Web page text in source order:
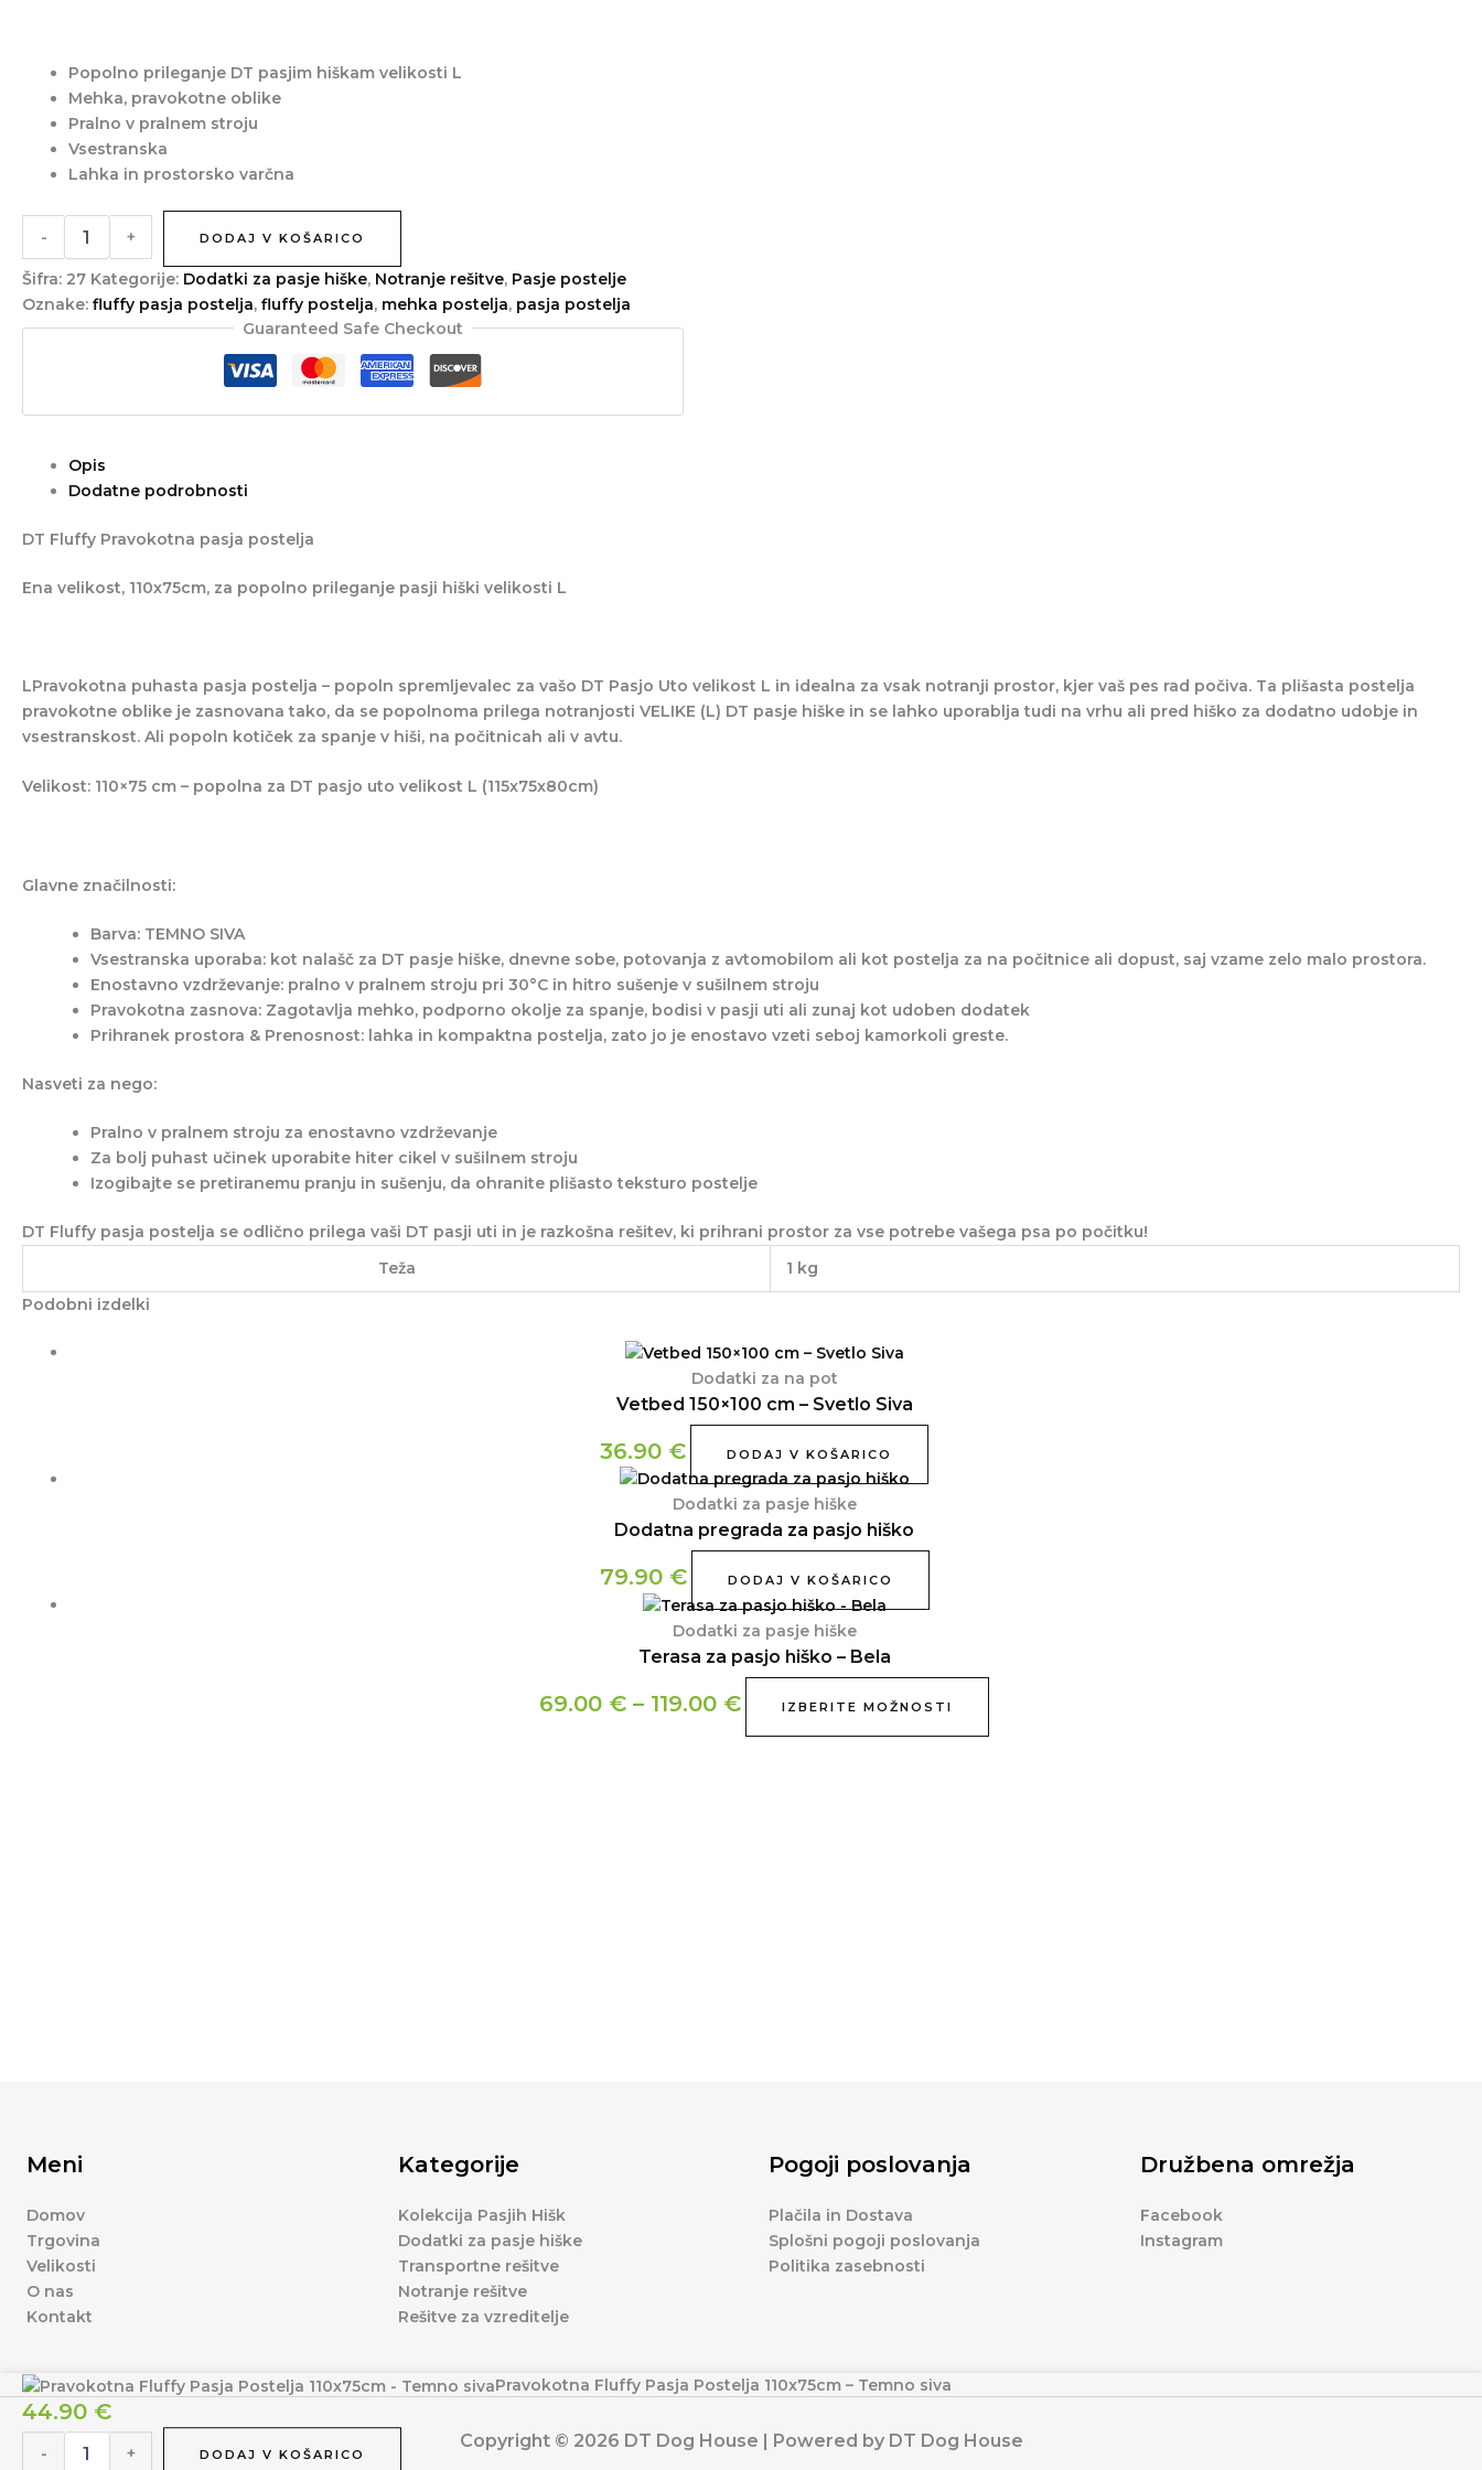
Popolno prileganje DT pasjim hiškam velikosti L
Mehka, pravokotne oblike
Pralno v pralnem stroju
Vsestranska
Lahka in prostorsko varčna
- + DODAJ V KOŠARICO
Šifra: 27 Kategorije: Dodatki za pasje hiške, Notranje rešitve, Pasje postelje
Oznake: fluffy pasja postelja, fluffy postelja, mehka postelja, pasja postelja
Guaranteed Safe Checkout
Opis
Dodatne podrobnosti
DT Fluffy Pravokotna pasja postelja
Ena velikost, 110x75cm, za popolno prileganje pasji hiški velikosti L
LPravokotna puhasta pasja postelja – popoln spremljevalec za vašo DT Pasjo Uto velikost L in idealna za vsak notranji prostor, kjer vaš pes rad počiva. Ta plišasta postelja
pravokotne oblike je zasnovana tako, da se popolnoma prilega notranjosti VELIKE (L) DT pasje hiške in se lahko uporablja tudi na vrhu ali pred hiško za dodatno udobje in
vsestranskost. Ali popoln kotiček za spanje v hiši, na počitnicah ali v avtu.
Velikost: 110×75 cm – popolna za DT pasjo uto velikost L (115x75x80cm)
Glavne značilnosti:
Barva: TEMNO SIVA
Vsestranska uporaba: kot nalašč za DT pasje hiške, dnevne sobe, potovanja z avtomobilom ali kot postelja za na počitnice ali dopust, saj vzame zelo malo prostora.
Enostavno vzdrževanje: pralno v pralnem stroju pri 30°C in hitro sušenje v sušilnem stroju
Pravokotna zasnova: Zagotavlja mehko, podporno okolje za spanje, bodisi v pasji uti ali zunaj kot udoben dodatek
Prihranek prostora & Prenosnost: lahka in kompaktna postelja, zato jo je enostavo vzeti seboj kamorkoli greste.
Nasveti za nego:
Pralno v pralnem stroju za enostavno vzdrževanje
Za bolj puhast učinek uporabite hiter cikel v sušilnem stroju
Izogibajte se pretiranemu pranju in sušenju, da ohranite plišasto teksturo postelje
DT Fluffy pasja postelja se odlično prilega vaši DT pasji uti in je razkošna rešitev, ki prihrani prostor za vse potrebe vašega psa po počitku!
Teža
1 kg
Podobni izdelki
Dodatki za na pot
Vetbed 150×100 cm – Svetlo Siva
36.90 € DODAJ V KOŠARICO
Dodatki za pasje hiške
Dodatna pregrada za pasjo hiško
79.90 € DODAJ V KOŠARICO
Dodatki za pasje hiške
Terasa za pasjo hiško – Bela
69.00 € – 119.00 € IZBERITE MOŽNOSTI
Meni
Domov
Trgovina
Velikosti
O nas
Kontakt
Kategorije
Kolekcija Pasjih Hišk
Dodatki za pasje hiške
Transportne rešitve
Notranje rešitve
Rešitve za vzreditelje
Pogoji poslovanja
Plačila in Dostava
Splošni pogoji poslovanja
Politika zasebnosti
Družbena omrežja
Facebook
Instagram
Copyright © 2026 DT Dog House | Powered by DT Dog House
Pravokotna Fluffy Pasja Postelja 110x75cm – Temno siva
44.90 €
-
Pravokotna
Fluffy
Pasja
Postelja
+ DODAJ V KOŠARICO